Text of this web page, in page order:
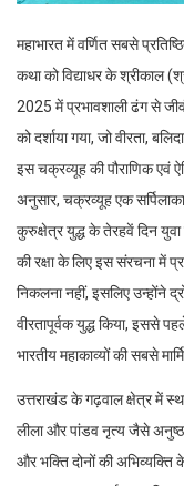
महाभारत में वर्णित सबसे
कथा को विद्याधर के श्रीकाल
2025 में प्रभावशाली ढंग से
को दर्शाया गया, जो वीरता,
इस चक्रव्यूह की पौराणिक एवं
अनुसार, चक्रव्यूह एक
कुरुक्षेत्र युद्ध के तेरहवें दिन युवा
की रक्षा के लिए इस संरचना में
निकलना नहीं, इसलिए उन्होंने
वीरतापूर्वक युद्ध किया, इससे
भारतीय महाकाव्यों की सबसे
उत्तराखंड के गढ़वाल क्षेत्र में
लीला और पांडव नृत्य जैसे
और भक्ति दोनों की अभिव्यक्ति